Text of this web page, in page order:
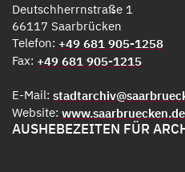
Deutschherrnstraße 1
66117 Saarbrücken
Telefon: +49 681 905-1258
Fax: +49 681 905-1215
E-Mail:
Website:
AUSHEBEZEITEN FÜR